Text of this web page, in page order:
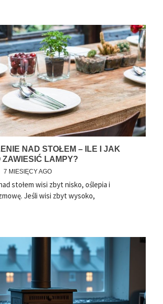
NAD STOŁEM – ILE I JAK
ZAWIESIĆ LAMPY?
7 MIESIĘCY AGO
stołem wisi zbyt nisko, oślepia i
Jeśli wisi zbyt wysoko,